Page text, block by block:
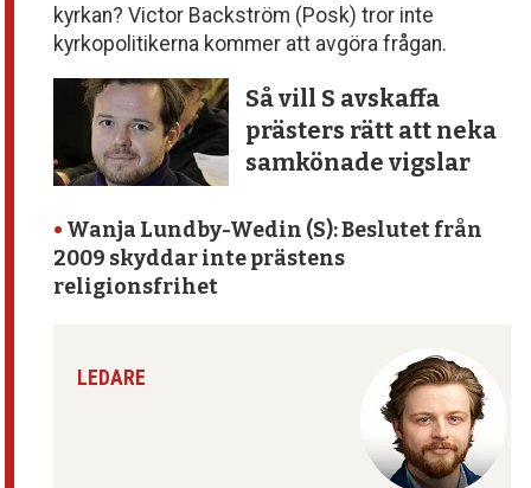
kyrkan? Victor Backström (Posk) tror inte
kyrkopolitikerna kommer att avgöra frågan.
Så vill S avskaffa
prästers rätt att neka
samkönade vigslar
• Wanja Lundby-Wedin (S): Beslutet från
2009 skyddar inte prästens
religionsfrihet
LEDARE